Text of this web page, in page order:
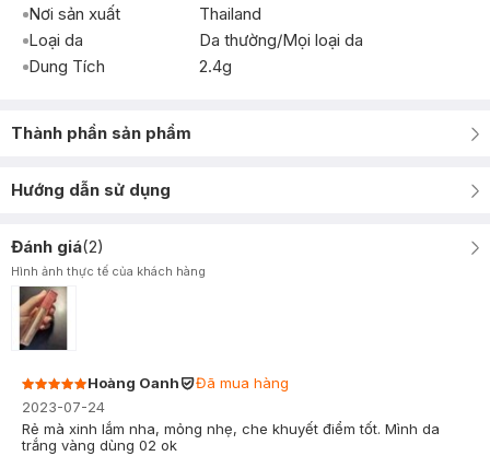
Nơi sản xuất
Thailand
Loại da
Da thường/Mọi loại da
Dung Tích
2.4g
Thành phần sản phẩm
Hướng dẫn sử dụng
Đánh giá(2)
Hình ảnh thực tế của khách hàng
Hoàng Oanh
Đã mua hàng
2023-07-24
Rẻ mà xinh lắm nha, mỏng nhẹ, che khuyết điểm tốt. Mình da
trắng vàng dùng 02 ok